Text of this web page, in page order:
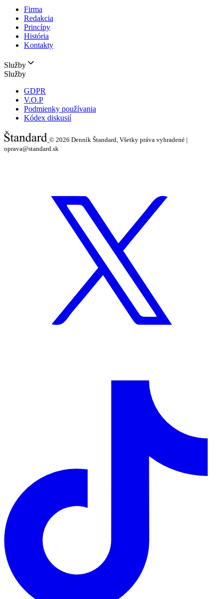
Firma
Redakcia
Princípy
História
Kontakty
Služby
Služby
GDPR
V.O.P
Podmienky používania
Kódex diskusií
© 2026 Denník Štandard, Všetky práva vyhradené |
oprava@standard.sk